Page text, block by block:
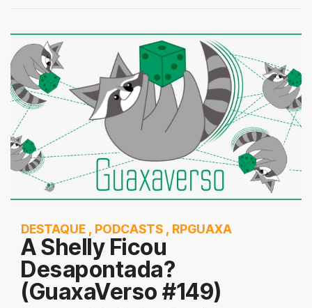
DESTAQUE , PODCASTS , RPGUAXA
A Shelly Ficou
Desapontada?
(GuaxaVerso #149)